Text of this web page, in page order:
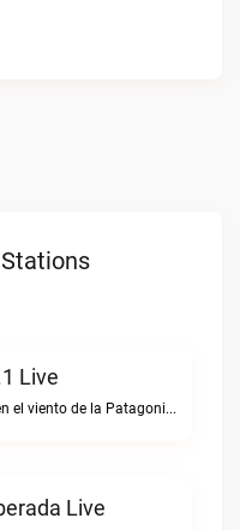
Live
Culturas que viajan en el viento de la PatagoniaFM Ciudad 90.1 live
Live